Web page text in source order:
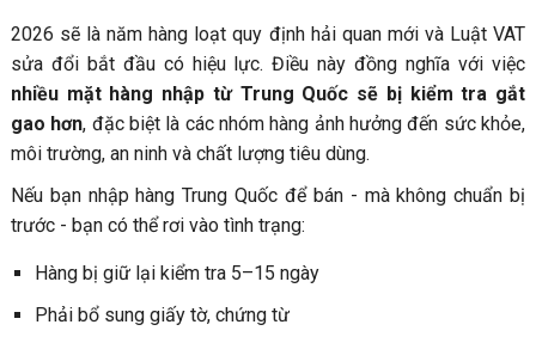
✔ 5. Test trước 1 lô nhỏ
✔ 6. Làm việc với đơn vị vận chuyển có năng lực xử lý
giấy tờ
✔ 7. Chuẩn bị trước mùa Tết
Để Hạn Chế Rủi Ro Khi Nhập Hàng Trung Quốc Về Việt
Nam Trong 2026
Bạn cần đơn vị hỗ trợ an toàn cho 2026?
2026 sẽ là năm hàng loạt quy định hải quan mới và Luật VAT
sửa đổi bắt đầu có hiệu lực. Điều này đồng nghĩa với việc
nhiều mặt hàng nhập từ Trung Quốc sẽ bị kiểm tra gắt
gao hơn, đặc biệt là các nhóm hàng ảnh hưởng đến sức khỏe,
môi trường, an ninh và chất lượng tiêu dùng.
Nếu bạn nhập hàng Trung Quốc để bán - mà không chuẩn bị
trước - bạn có thể rơi vào tình trạng:
Hàng bị giữ lại kiểm tra 5–15 ngày
Phải bổ sung giấy tờ, chứng từ